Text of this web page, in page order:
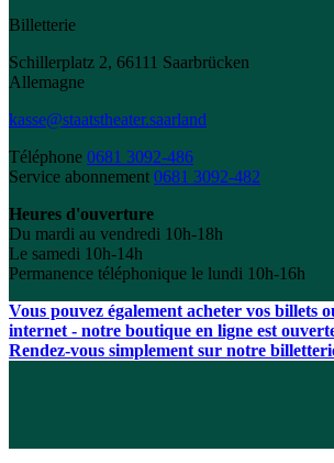
Billetterie
Schillerplatz 2, 66111 Saarbrücken
Allemagne
kasse@staatstheater.saarland
Téléphone 0681 3092-486
Service abonnement 0681 3092-482
Heures d'ouverture
Du mardi au vendredi 10h-18h
Le samedi 10h-14h
Permanence téléphonique le lundi 10h-16h
Vous pouvez également acheter vos billets
internet - notre boutique en ligne est
Rendez-vous simplement sur notre